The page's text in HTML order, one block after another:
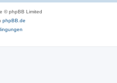
© phpBB Limited
phpBB.de